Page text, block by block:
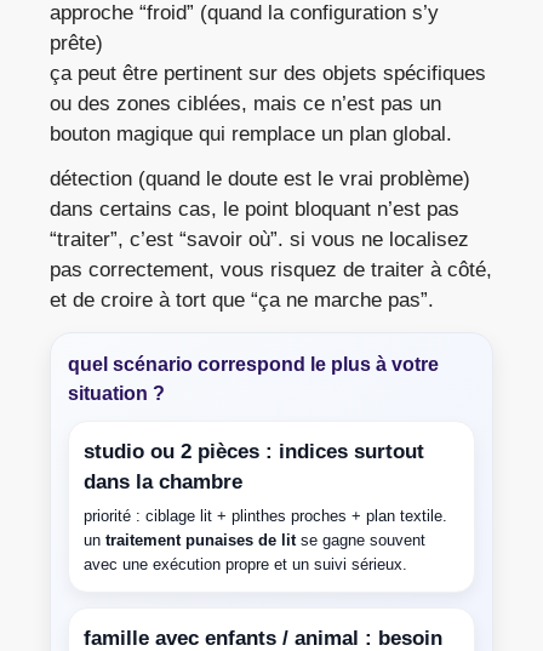
approche “froid” (quand la configuration s’y
prête)
ça peut être pertinent sur des objets spécifiques
ou des zones ciblées, mais ce n’est pas un
bouton magique qui remplace un plan global.
détection (quand le doute est le vrai problème)
dans certains cas, le point bloquant n’est pas
“traiter”, c’est “savoir où”. si vous ne localisez
pas correctement, vous risquez de traiter à côté,
et de croire à tort que “ça ne marche pas”.
quel scénario correspond le plus à votre
situation ?
studio ou 2 pièces : indices surtout
dans la chambre
priorité : ciblage lit + plinthes proches + plan textile.
un traitement punaises de litse gagne souvent
avec une exécution propre et un suivi sérieux.
famille avec enfants / animal : besoin